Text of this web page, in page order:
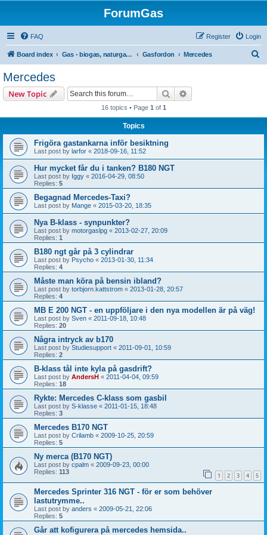
ForumGas
FAQ Login
Register
Board index Gas - biogas, naturgas, hytan och vätgas Gasfordon Mercedes
Mercedes
New Topic Search
16 topics • Page 1 of 1
Topics
Frigöra gastankarna inför besiktning
Last post by larfor « 2018-09-16, 11:52
Hur mycket får du i tanken? B180 NGT
Last post by Iggy « 2016-04-29, 08:50
Replies: 5
Begagnad Mercedes-Taxi?
Last post by Mange « 2015-03-20, 18:35
Nya B-klass - synpunkter?
Last post by motorgaslpg « 2013-02-27, 20:09
Replies: 1
B180 ngt går på 3 cylindrar
Last post by Psycho « 2013-01-30, 11:34
Replies: 4
Måste man köra på bensin ibland?
Last post by torbjorn.kattstrom « 2013-01-28, 20:57
Replies: 4
MB E 200 NGT - en uppföljare i den nya modellen är på väg!
Last post by Sven « 2011-09-18, 10:48
Replies: 20
Några intryck av b170
Last post by Studiesupport « 2011-09-01, 10:59
Replies: 2
B-klass tål inte kyla på gasdrift?
Last post by AndersH « 2011-04-04, 09:59
Replies: 18
Rykte: Mercedes C-klass som gasbil
Last post by S-klasse « 2011-01-15, 18:48
Replies: 3
Mercedes B170 NGT
Last post by Crilamb « 2009-10-25, 20:59
Replies: 5
Ny merca (B170 NGT)
Last post by cpalm « 2009-09-23, 00:00
Replies: 113 1 2 3 4 5
Mercedes Sprinter 316 NGT - för er som behöver
lastutrymme..
Last post by anders « 2009-05-21, 22:06
Replies: 5
Går att kofigurera på mercedes hemsida..